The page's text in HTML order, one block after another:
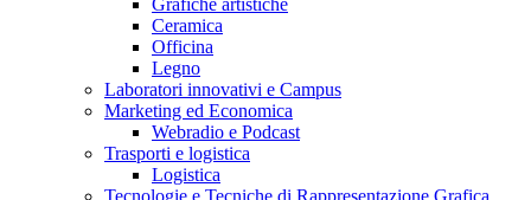
Ceramica
Officina
Legno
Laboratori innovativi e Campus
Marketing ed Economica
Webradio e Podcast
Trasporti e logistica
Logistica
Tecnologie e Tecniche di Rappresentazione Grafica